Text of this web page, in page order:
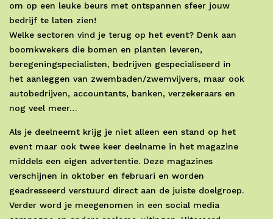
om op een leuke beurs met ontspannen sfeer jouw
bedrijf te laten zien!
Welke sectoren vind je terug op het event? Denk aan
boomkwekers die bomen en planten leveren,
beregeningspecialisten, bedrijven gespecialiseerd in
het aanleggen van zwembaden/zwemvijvers, maar ook
autobedrijven, accountants, banken, verzekeraars en
nog veel meer…
Als je deelneemt krijg je niet alleen een stand op het
event maar ook twee keer deelname in het magazine
middels een eigen advertentie. Deze magazines
verschijnen in oktober en februari en worden
geadresseerd verstuurd direct aan de juiste doelgroep.
Verder word je meegenomen in een social media